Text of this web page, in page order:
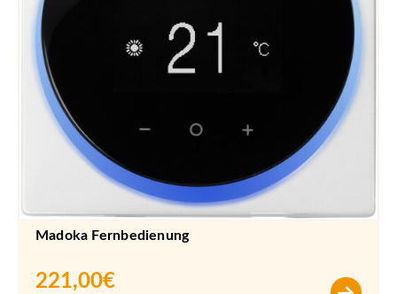
Madoka Fernbedienung
221,00€